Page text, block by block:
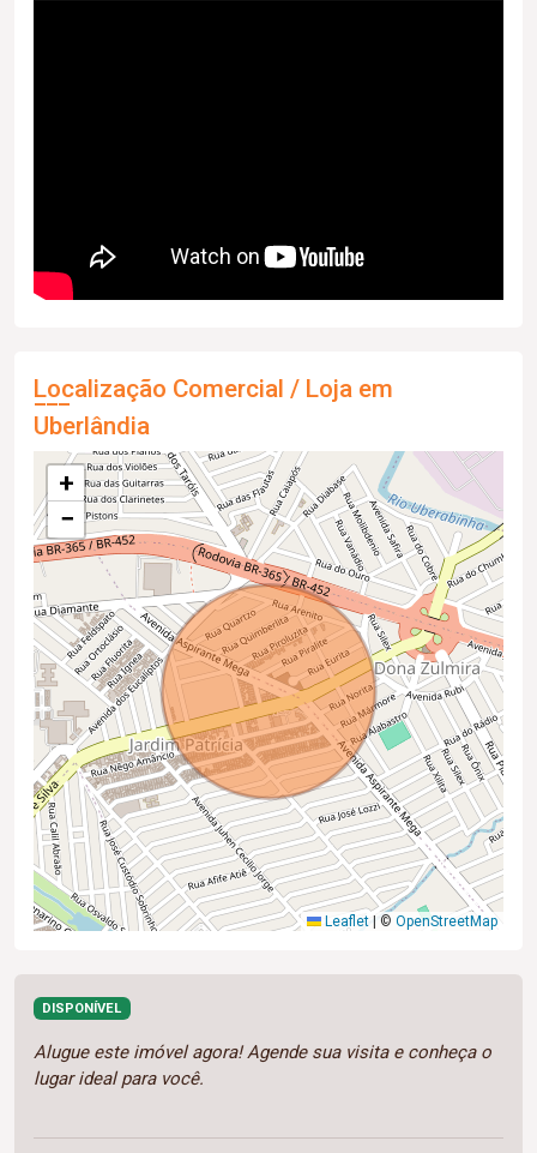
Localização Comercial / Loja em
Uberlândia
+
−
Leaflet | © OpenStreetMap
DISPONÍVEL
Alugue este imóvel agora! Agende sua visita e conheça o
lugar ideal para você.